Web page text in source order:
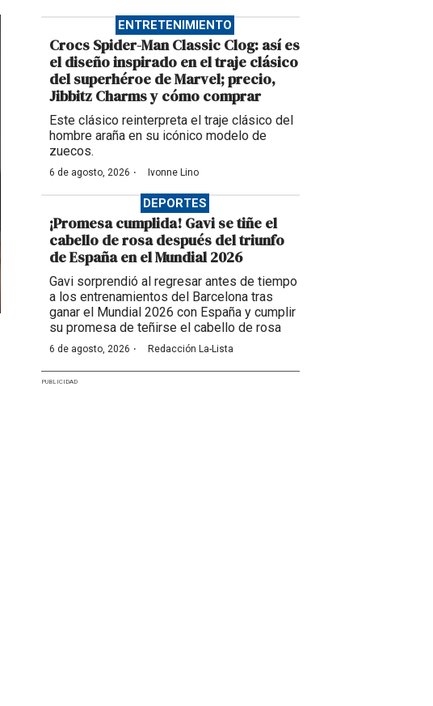
ENTRETENIMIENTO
Crocs Spider-Man Classic Clog: así es
el diseño inspirado en el traje clásico
del superhéroe de Marvel; precio,
Jibbitz Charms y cómo comprar
Este clásico reinterpreta el traje clásico del
hombre araña en su icónico modelo de
zuecos.
6 de agosto, 2026 · Ivonne Lino
DEPORTES
¡Promesa cumplida! Gavi se tiñe el
cabello de rosa después del triunfo
de España en el Mundial 2026
Gavi sorprendió al regresar antes de tiempo
a los entrenamientos del Barcelona tras
ganar el Mundial 2026 con España y cumplir
su promesa de teñirse el cabello de rosa
6 de agosto, 2026 · Redacción La-Lista
PUBLICIDAD